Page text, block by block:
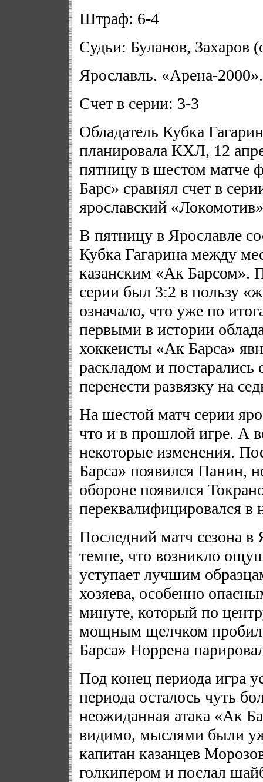
Штраф: 6-4
Судьи: Буланов, Захаров
Ярославль. «Арена-
Счет в серии: 3-3
Обладатель Кубка
планировала КХЛ, 12
пятницу в шестом матче
Барс» сравнял счет в
ярославский
В пятницу в Ярославле
Кубка Гагарина между
казанским «Ак Барсом».
серии был 3:2 в пользу
означало, что уже по
первыми в истории
хоккеисты «Ак Барса»
раскладом и постарались
перенести развязку на
На шестой матч серии
что и в прошлой игре. А
некоторые изменения.
Барса» появился Панин,
обороне появился
переквалифицировался
Последний матч сезона в
темпе, что возникло
уступает лучшим
хозяева, особенно
минуте, который по
мощным щелчком пробил
Барса» Норрена
Под конец периода игра
периода осталось чуть
неожиданная атака «Ак
видимо, мыслями были
капитан казанцев
голкипером и послал